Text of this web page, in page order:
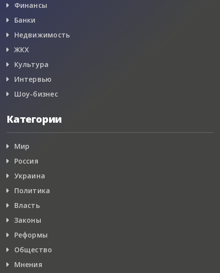
Финансы
Банки
Недвижимость
ЖКХ
Культура
Интервью
Шоу-бизнес
Категории
Мир
Россия
Украина
Политика
Власть
Законы
Реформы
Общество
Мнения